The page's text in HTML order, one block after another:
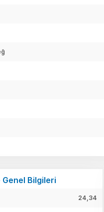
Genel Bilgileri
24,34